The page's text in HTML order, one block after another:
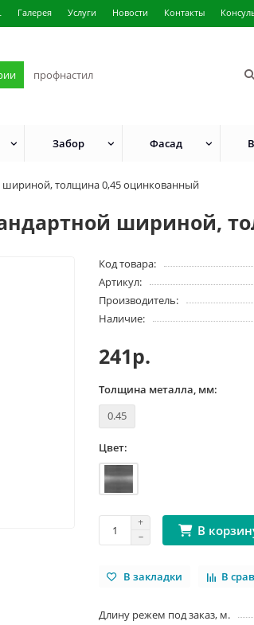
Галерея Услуги Новости Контакты
Забор Фасад
шириной, толщина 0,45 оцинкованный
шириной,
Код товара:
Артикул:
Производитель:
Наличие:
241р.
Толщина металла, мм:
0.45
Цвет:
В
В закладки В
Длину режем под заказ, м.